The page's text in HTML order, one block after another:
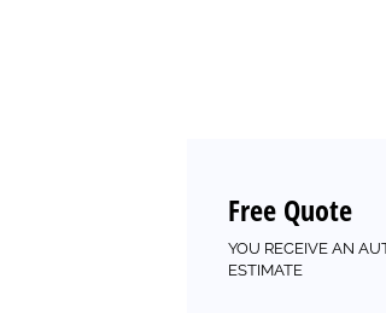
Free Quote
YOU RECEIVE AN
ESTIMATE